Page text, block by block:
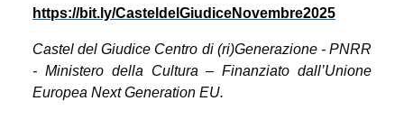
https://bit.ly/CasteldelGiudiceNovembre2025
Castel del Giudice Centro di (ri)Generazione - PNRR
- Ministero della Cultura – Finanziato dall’Unione
Europea Next Generation EU.